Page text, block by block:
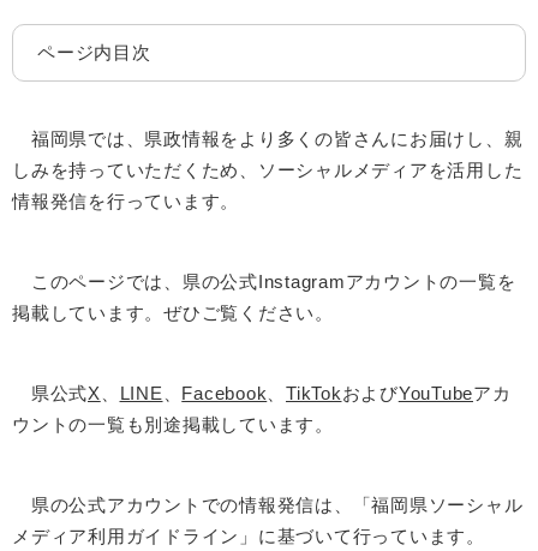
ページ内目次
福岡県では、県政情報をより多くの皆さんにお届けし、親
しみを持っていただくため、ソーシャルメディアを活用した
情報発信を行っています。
このページでは、県の公式Instagramアカウントの一覧を
掲載しています。ぜひご覧ください。
県公式X LINE Facebook TikTokおよびYouTubeアカ
ウントの一覧も別途掲載しています。
県の公式アカウントでの情報発信は、「福岡県ソーシャル
メディア利用ガイドライン」に基づいて行っています。